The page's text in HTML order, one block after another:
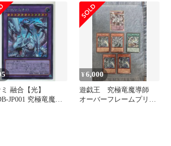
融合【光】
JP001 究極竜魔導
¥6,000
遊戯王 究極竜魔導師
オーバーフレームプリズ